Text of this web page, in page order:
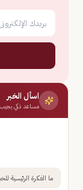
اسأل الخبر
مساعد ذكي
ما الفكرة الرئيسية